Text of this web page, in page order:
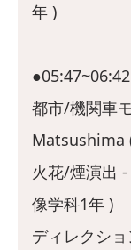
年 )
●05:47~06:42
都市/機関車
Matsushima
火花/煙演出
像学科1年 )
ディレクシ